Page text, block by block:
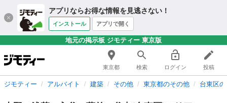
アプリならお得な情報を見逃さない！
インストール アプリで開く
地元の掲示板 ジモティー 東京版
東京都 検索 ログイン 投稿
ジモティー アルバイト 建築 その他 東京都のその他 台東区